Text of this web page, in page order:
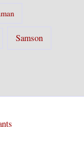
Samson